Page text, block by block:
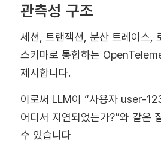
관측성 구조
세션, 트랜잭션, 분산 트레이스,
스키마로 통합하는
제시합니다.
이로써 LLM이 “사용자 user-
어디서 지연되었는가?”와 같은
수 있습니다